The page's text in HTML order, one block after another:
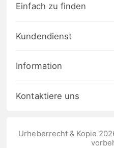
Einfach zu finden
Kundendienst
Information
Kontaktiere uns
Urheberrecht & Kopie